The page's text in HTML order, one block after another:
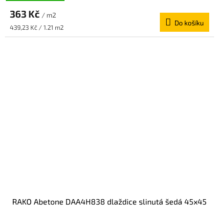
363 Kč / m2
Měrná
cena:
439,23 Kč / 1.21 m2
Do košíku
RAKO Abetone DAA4H838 dlaždice slinutá šedá 45x45